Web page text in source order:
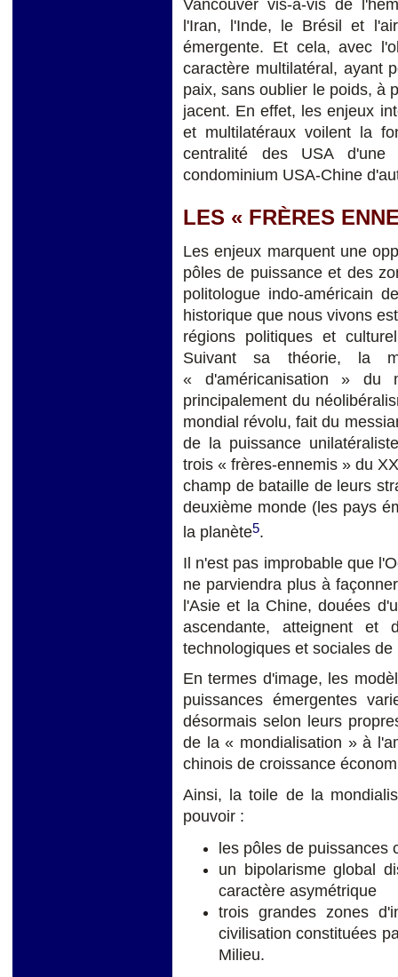
Vancouver vis-à-vis de
l'Iran, l'Inde, le Brésil et
émergente. Et cela, avec
caractère multilatéral, ayant
paix, sans oublier le poids, à
jacent. En effet, les enjeux
et multilatéraux voilent la
centralité des USA
condominium USA-Chine
LES « FRÈRES
Les enjeux marquent une
pôles de puissance et des
politologue indo-américain
historique que nous vivons
régions politiques et
Suivant sa théorie, la
« d'américanisation »
principalement du
mondial révolu, fait du
de la puissance
trois « frères-ennemis » du
champ de bataille de leurs
deuxième monde (les pays
la planète5.
Il n'est pas improbable que
ne parviendra plus à
l'Asie et la Chine, douées
ascendante, atteignent et
technologiques et sociales
En termes d'image, les
puissances émergentes
désormais selon leurs
de la « mondialisation » à
chinois de croissance
Ainsi, la toile de la
pouvoir :
les pôles de puissances
un bipolarisme global
caractère asymétrique
trois grandes zones
civilisation constituées
Milieu.